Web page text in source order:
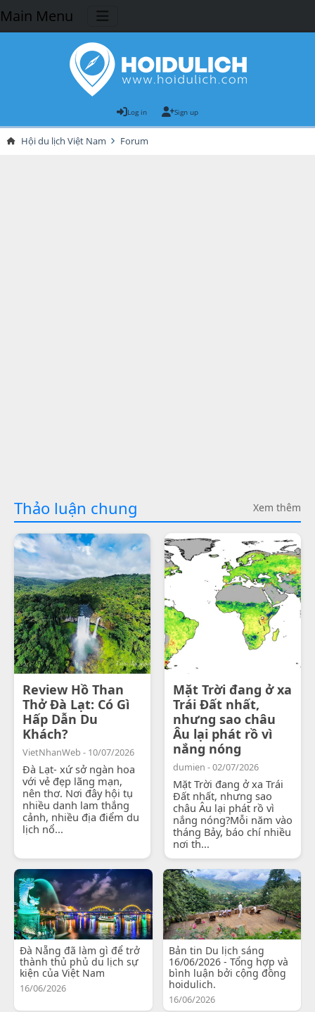
Main Menu
Log in Sign up
Hội du lịch Việt Nam Forum
Thảo luận chung Xem thêm
Review Hồ Than
Thở Đà Lạt: Có Gì
Hấp Dẫn Du
Khách?
VietNhanWeb - 10/07/2026
Đà Lạt- xứ sở ngàn hoa
với vẻ đẹp lãng mạn,
nên thơ. Nơi đây hội tụ
nhiều danh lam thắng
cảnh, nhiều địa điểm du
lịch nổ...
Mặt Trời đang ở xa
Trái Đất nhất,
nhưng sao châu
Âu lại phát rồ vì
nắng nóng
dumien - 02/07/2026
Mặt Trời đang ở xa Trái
Đất nhất, nhưng sao
châu Âu lại phát rồ vì
nắng nóng?Mỗi năm vào
tháng Bảy, báo chí nhiều
nơi th...
Đà Nẵng đã làm gì để trở
thành thủ phủ du lịch sự
kiện của Việt Nam
16/06/2026
Bản tin Du lịch sáng
16/06/2026 - Tổng hợp và
bình luận bởi cộng đồng
hoidulich.
16/06/2026